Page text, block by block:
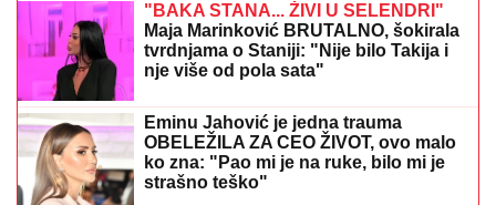
MITROVIĆI U PUNOM SASTAVU:Milica pokazala
kakav odnos ima sa Željkovom UNUKOM EMOM -
mnogi ovo nisu očekivali! (FOTO)